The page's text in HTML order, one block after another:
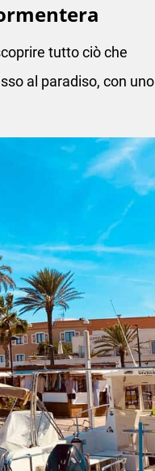
tutto ciò che
al paradiso, con uno